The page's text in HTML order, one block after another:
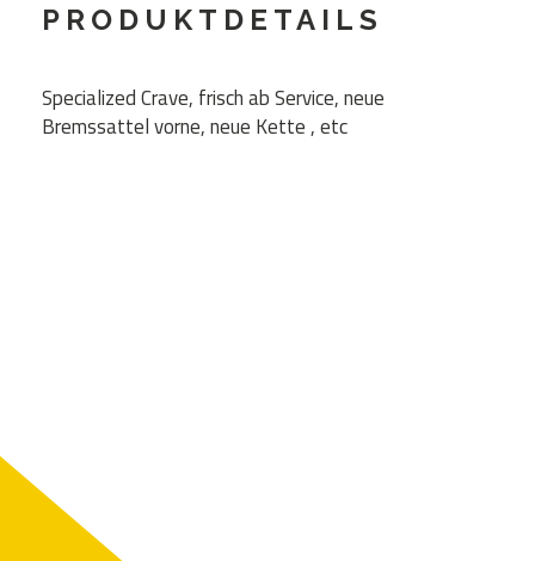
PRODUKTDETAILS
Specialized Crave, frisch ab Service, neue
Bremssattel vorne, neue Kette , etc